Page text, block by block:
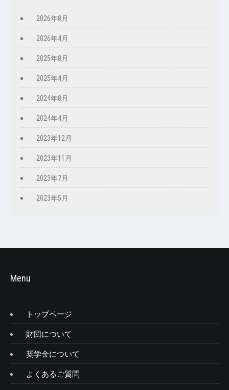
2026年8月
2026年4月
2025年8月
2025年4月
2024年8月
2024年4月
2023年12月
2023年11月
2023年7月
2023年5月
Menu
トップページ
財団について
奨学金について
よくあるご質問